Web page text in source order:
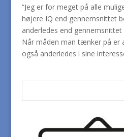
“Jeg er for meget på alle
højere IQ end gennemsnittet
anderledes end
Når måden man tænker på er
også anderledes i sine